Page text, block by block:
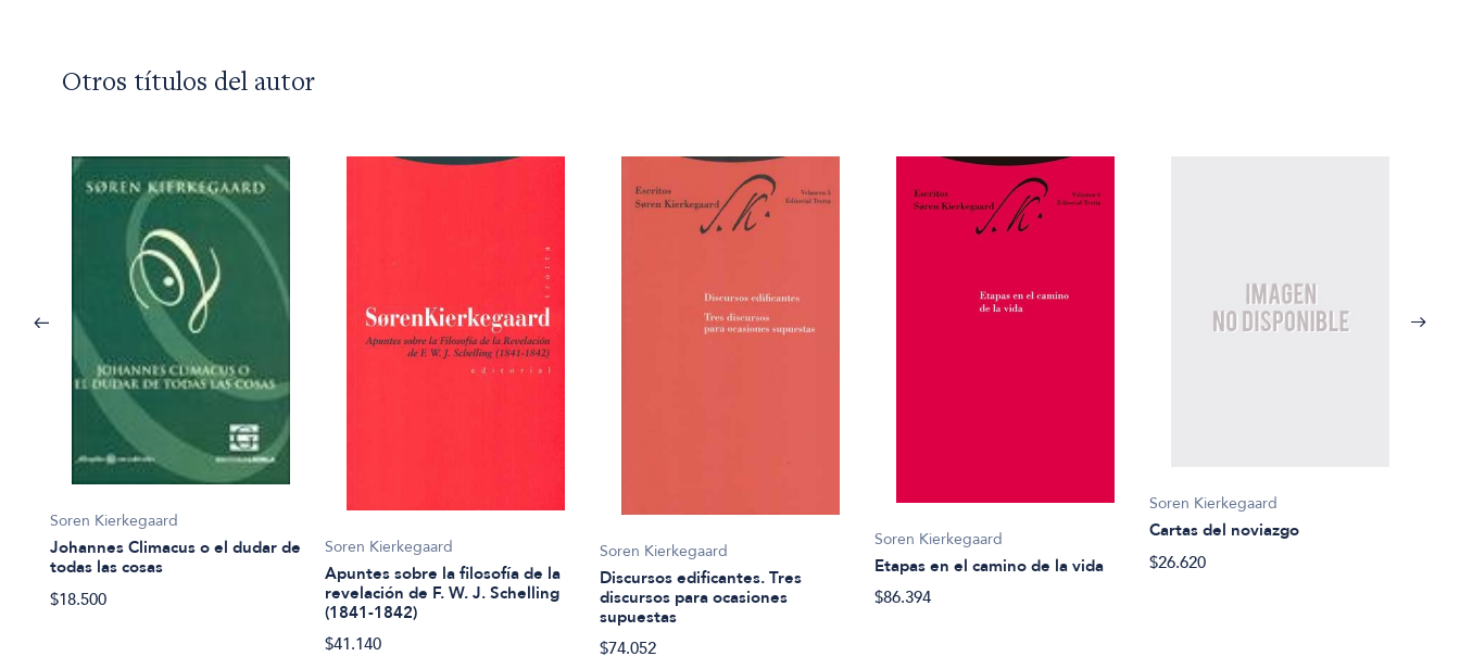
Otros títulos del autor
Soren Kierkegaard
Johannes Climacus o el dudar de
todas las cosas
$18.500
Soren Kierkegaard
Apuntes sobre la filosofía de la
revelación de F. W. J. Schelling
(1841-1842)
$41.140
Soren Kierkegaard
Discursos edificantes. Tres
discursos para ocasiones
supuestas
$74.052
Soren Kierkegaard
Etapas en el camino de la vida
$86.394
Soren Kierkegaard
Cartas del noviazgo
$26.620